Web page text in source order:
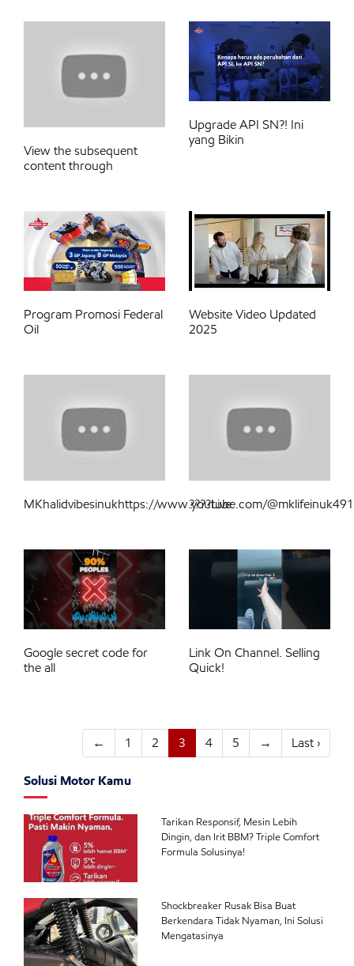
View the subsequent
content through
Upgrade API SN?! Ini
yang Bikin
Program Promosi Federal
Oil
Website Video Updated
2025
MKhalidvibesinukhttps://www.youtube.com/
????Live
Google secret code for
the all
Link On Channel. Selling
Quick!
← 1 2 3 4 5 → Last ›
Solusi Motor Kamu
Tarikan Responsif, Mesin Lebih
Dingin, dan Irit BBM? Triple Comfort
Formula Solusinya!
Shockbreaker Rusak Bisa Buat
Berkendara Tidak Nyaman, Ini Solusi
Mengatasinya